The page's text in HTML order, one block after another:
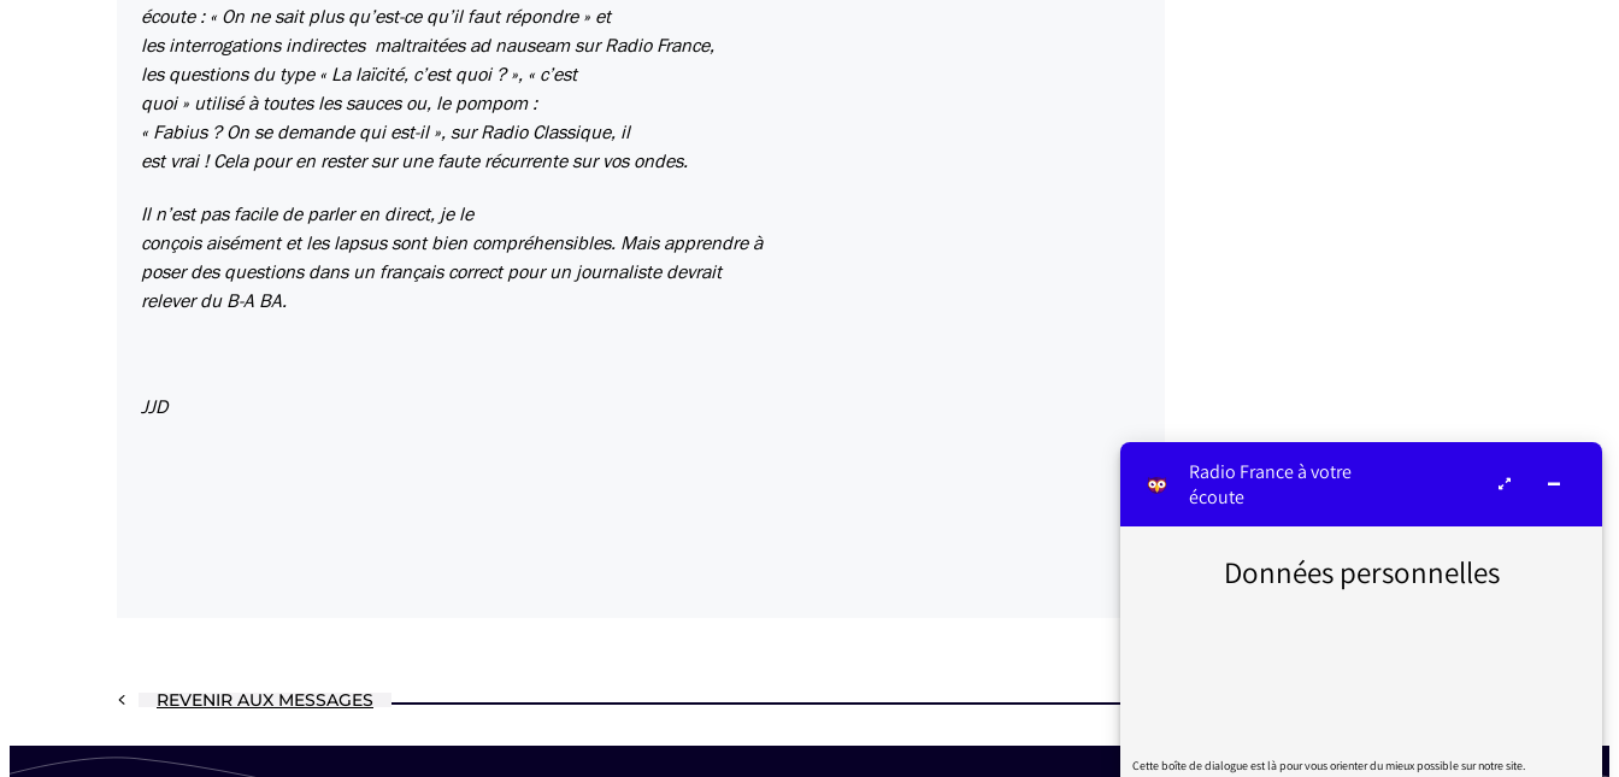
écoute : « On ne sait plus qu’est-ce qu’il faut répondre » et
les interrogations indirectes maltraitées ad nauseam sur Radio France,
les questions du type « La laïcité, c’est quoi ? », « c’est
quoi » utilisé à toutes les sauces ou, le pompom :
« Fabius ? On se demande qui est-il », sur Radio Classique, il
est vrai ! Cela pour en rester sur une faute récurrente sur vos ondes.
Il n’est pas facile de parler en direct, je le
conçois aisément et les lapsus sont bien compréhensibles. Mais apprendre à
poser des questions dans un français correct pour un journaliste devrait
relever du B-A BA.
JJD
REVENIR AUX MESSAGES
Radio France à votre
écoute
Données personnelles
Cette boîte de dialogue est là pour vous orienter du mieux possible sur notre site.